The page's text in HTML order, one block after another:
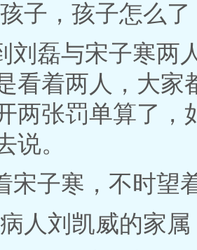
子，孩子怎么了
刘磊与宋子寒两
看着两人，大
两张罚单算了，
说。
宋子寒，不时望
人刘凯威的家属